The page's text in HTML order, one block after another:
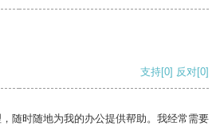
支持[0] 反对[0]
随时随地为我的办公提供帮助。我经常需要